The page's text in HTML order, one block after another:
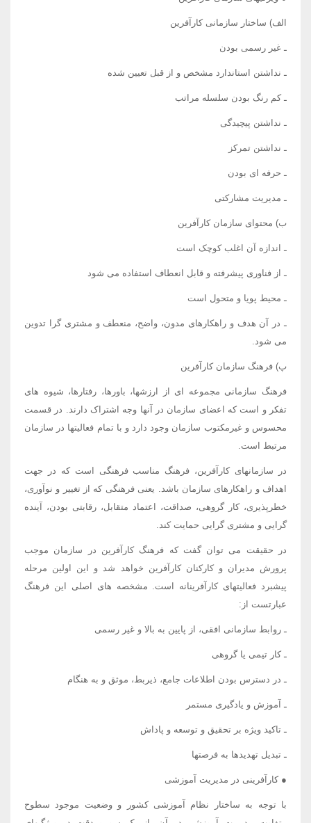
الف) ساختار سازمانی کارآفرین
ـ غیر رسمی بودن
ـ نداشتن استاندارد مشخص و از قبل تعیین شده
ـ کم رنگ بودن سلسله مراتب
ـ نداشتن پیچیدگی
ـ نداشتن تمرکز
ـ حرفه ای بودن
ـ مدیریت مشارکتی
ب) محتوای سازمان کارآفرین
ـ اندازه آن اغلب کوچک است
ـ از فناوری پیشرفته و قابل انعطاف استفاده می شود
ـ محیط پویا و متحول است
ـ در آن هدف و راهکارهای مدون، واضح، منعطف و مشتری گرا تدوین
می شود.
پ) فرهنگ سازمان کارآفرین
فرهنگ سازمانی مجموعه ای از ارزشها، باورها، رفتارها، شیوه های
تفکر و است که اعضای سازمان در آنها وجه اشتراک دارند. در قسمت
محسوس و غیرمکتوب سازمان وجود دارد و با تمام فعالیتها در سازمان
مرتبط است.
در سازمانهای کارآفرین، فرهنگ مناسب فرهنگی است که در جهت
اهداف و راهکارهای سازمان باشد. یعنی فرهنگی که از تغییر و نوآوری،
خطرپذیری، کار گروهی، صداقت، اعتماد متقابل، رقابتی بودن، آینده
گرایی و مشتری گرایی حمایت کند.
در حقیقت می توان گفت که فرهنگ کارآفرین در سازمان موجب
پرورش مدیران و کارکنان کارآفرین خواهد شد و این اولین مرحله
پیشبرد فعالیتهای کارآفرینانه است. مشخصه های اصلی این فرهنگ
عبارتست از:
ـ روابط سازمانی افقی، از پایین به بالا و غیر رسمی
ـ کار تیمی یا گروهی
ـ در دسترس بودن اطلاعات جامع، ذیربط، موثق و به هنگام
ـ آموزش و یادگیری مستمر
ـ تاکید ویژه بر تحقیق و توسعه و پاداش
ـ تبدیل تهدیدها به فرصتها
● کارآفرینی در مدیریت آموزشی
با توجه به ساختار نظام آموزشی کشور و وضعیت موجود سطوح